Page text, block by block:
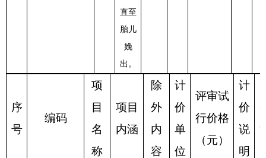
直至
胎儿
娩
出。
序
号
编码
项
目
名
称
项目
内涵
除
外
内
容
计
价
单
位
评审试
行价格
（元）
计
价
说
明